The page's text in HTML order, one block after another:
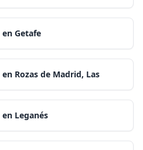
Getafe
Rozas de Madrid, Las
Leganés